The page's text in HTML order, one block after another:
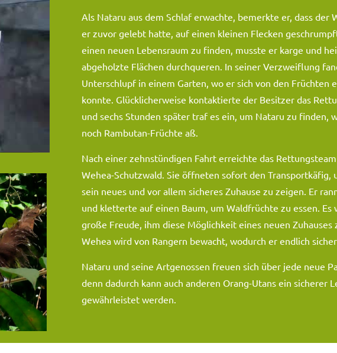
Als Nataru aus dem Schlaf erwachte, bemerkte er, dass der
er zuvor gelebt hatte, auf einen kleinen Flecken
einen neuen Lebensraum zu finden, musste er karge und
abgeholzte Flächen durchqueren. In seiner Verzweiflung
Unterschlupf in einem Garten, wo er sich von den Früchten
konnte. Glücklicherweise kontaktierte der Besitzer das
und sechs Stunden später traf es ein, um Nataru zu finden,
noch Rambutan-Früchte aß.
Nach einer zehnstündigen Fahrt erreichte das
Wehea-Schutzwald. Sie öffneten sofort den Transportkäfig,
sein neues und vor allem sicheres Zuhause zu zeigen. Er
und kletterte auf einen Baum, um Waldfrüchte zu essen. Es
große Freude, ihm diese Möglichkeit eines neuen Zuhauses
Wehea wird von Rangern bewacht, wodurch er endlich
Nataru und seine Artgenossen freuen sich über jede neue
denn dadurch kann auch anderen Orang-Utans ein sicherer
gewährleistet werden.